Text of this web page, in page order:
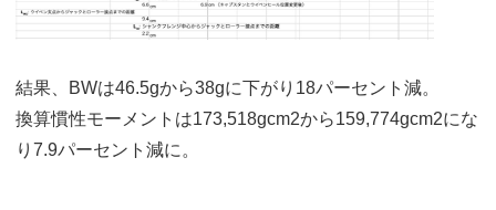
結果、BWは46.5gから38gに下がり18パーセント減。
換算慣性モーメントは173,518gcm2から159,774gcm2にな
り7.9パーセント減に。